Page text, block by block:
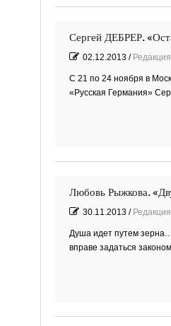
Сергей ДЕБРЕР.
02.12.2013/ Редакция
С 21 по 24 ноября в
«Русская Германия»
Любовь Рыжкова.
30.11.2013/ Редакция
Душа идет путем
вправе задаться